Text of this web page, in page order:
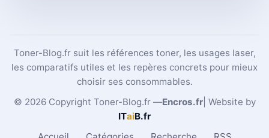
Toner-Blog.fr suit les références toner, les usages laser,
les comparatifs utiles et les repères concrets pour mieux
choisir ses consommables.
© 2026 Copyright Toner-Blog.fr —Encros.fr| Website by
ITaiB.fr